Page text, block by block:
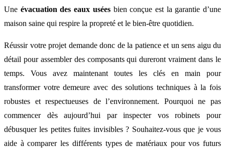
Une évacuation des eaux uséesbien conçue est la garantie d’une
maison saine qui respire la propreté et le bien-être quotidien.
Réussir votre projet demande donc de la patience et un sens aigu du
détail pour assembler des composants qui dureront vraiment dans le
temps. Vous avez maintenant toutes les clés en main pour
transformer votre demeure avec des solutions techniques à la fois
robustes et respectueuses de l’environnement. Pourquoi ne pas
commencer dès aujourd’hui par inspecter vos robinets pour
débusquer les petites fuites invisibles ? Souhaitez-vous que je vous
aide à comparer les différents types de matériaux pour vos futurs